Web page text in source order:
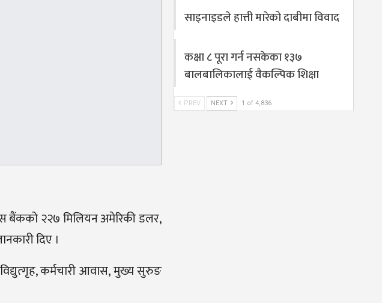
बैंकको २२७ मिलियन अमेरिकी डलर,
दिए ।
कर्मचारी आवास, मुख्य सुरुङ
साइनाइडले हात्ती मारेको दाबीमा विवाद
कक्षा ८ पूरा गर्न नसकेका १३७
बालबालिकालाई वैकल्पिक शिक्षा
PREV NEXT 1 of 4,836